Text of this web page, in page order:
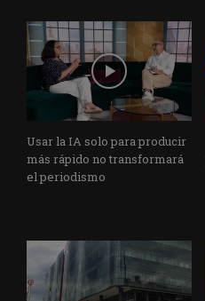
Usar la IA solo para producir
más rápido no transformará
el periodismo